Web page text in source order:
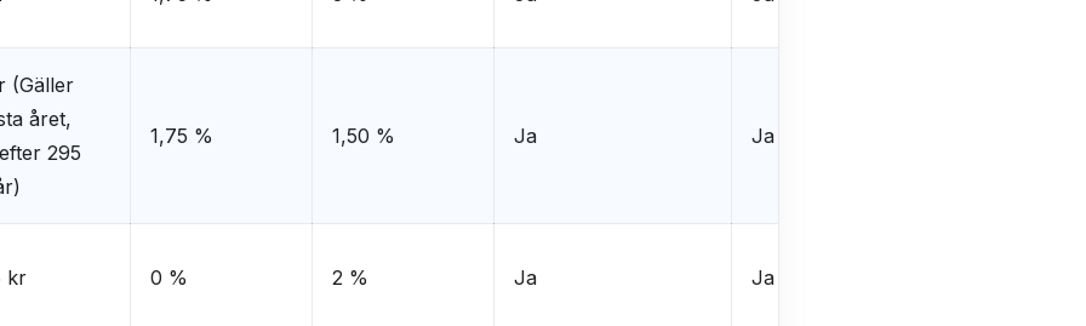
(Gäller
året,
295
1,75 % 1,50 % Ja Ja
kr 0 % 2 % Ja Ja